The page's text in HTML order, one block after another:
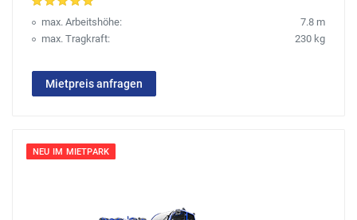
max. Arbeitshöhe:
7.8 m
max. Tragkraft:
230 kg
Mietpreis anfragen
NEU IM MIETPARK